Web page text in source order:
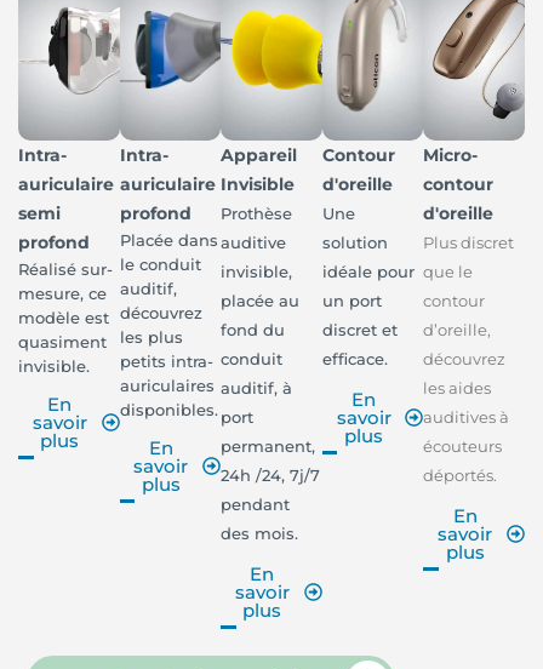
Intra-
auriculaire
semi
profond
Réalisé sur-
mesure, ce
modèle est
quasiment
invisible.
En
savoir
plus
Intra-
auriculaire
profond
Placée dans
le conduit
auditif,
découvrez
les plus
petits intra-
auriculaires
disponibles.
En
savoir
plus
Appareil
Invisible
Prothèse
auditive
invisible,
placée au
fond du
conduit
auditif, à
port
permanent,
24h /24, 7j/7
pendant
des mois.
En
savoir
plus
Contour
d'oreille
Une
solution
idéale pour
un port
discret et
efficace.
En
savoir
plus
Micro-
contour
d'oreille
Plus discret
que le
contour
d’oreille,
découvrez
les aides
auditives à
écouteurs
déportés.
En
savoir
plus